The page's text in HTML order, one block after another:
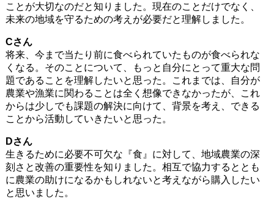
ことが大切なのだと知りました。現在のことだけでなく、
未来の地域を守るための考えが必要だと理解しました。
Cさん
将来、今まで当たり前に食べられていたものが食べられな
くなる。そのことについて、もっと自分にとって重大な問
題であることを理解したいと思った。これまでは、自分が
農業や漁業に関わることは全く想像できなかったが、これ
からは少しでも課題の解決に向けて、背景を考え、できる
ことから活動していきたいと思った。
Dさん
生きるために必要不可欠な『食』に対して、地域農業の深
刻さと改善の重要性を知りました。相互で協力するととも
に農業の助けになるかもしれないと考えながら購入したい
と思いました。